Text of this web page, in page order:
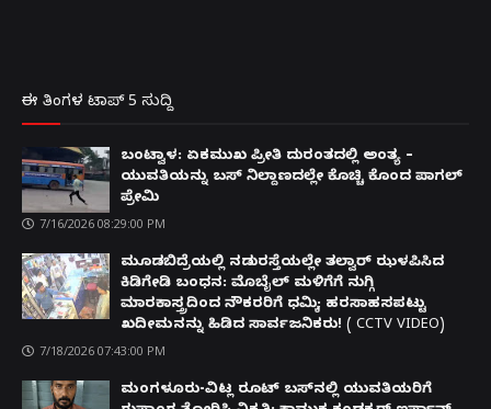
ಈ ತಿಂಗಳ ಟಾಪ್ 5 ಸುದ್ದಿ
ಬಂಟ್ವಾಳ: ಏಕಮುಖ ಪ್ರೀತಿ ದುರಂತದಲ್ಲಿ ಅಂತ್ಯ –
ಯುವತಿಯನ್ನು ಬಸ್ ನಿಲ್ದಾಣದಲ್ಲೇ ಕೊಚ್ಚಿ ಕೊಂದ ಪಾಗಲ್
ಪ್ರೇಮಿ
7/16/2026 08:29:00 PM
ಮೂಡಬಿದ್ರೆಯಲ್ಲಿ ನಡುರಸ್ತೆಯಲ್ಲೇ ತಲ್ವಾರ್ ಝಳಪಿಸಿದ
ಕಿಡಿಗೇಡಿ ಬಂಧನ: ಮೊಬೈಲ್ ಮಳಿಗೆಗೆ ನುಗ್ಗಿ
ಮಾರಕಾಸ್ತ್ರದಿಂದ ನೌಕರರಿಗೆ ಧಮ್ಕಿ; ಹರಸಾಹಸಪಟ್ಟು
ಖದೀಮನನ್ನು ಹಿಡಿದ ಸಾರ್ವಜನಿಕರು! ( CCTV VIDEO)
7/18/2026 07:43:00 PM
ಮಂಗಳೂರು-ವಿಟ್ಲ ರೂಟ್ ಬಸ್‌ನಲ್ಲಿ ಯುವತಿಯರಿಗೆ